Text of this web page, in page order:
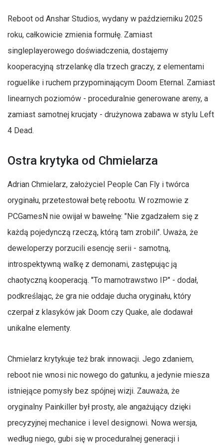
Reboot od Anshar Studios, wydany w październiku 2025
roku, całkowicie zmienia formułę. Zamiast
singleplayerowego doświadczenia, dostajemy
kooperacyjną strzelankę dla trzech graczy, z elementami
roguelike i ruchem przypominającym Doom Eternal. Zamiast
linearnych poziomów - proceduralnie generowane areny, a
zamiast samotnej krucjaty - drużynowa zabawa w stylu Left
4 Dead.
Ostra krytyka od Chmielarza
Adrian Chmielarz, założyciel People Can Fly i twórca
oryginału, przetestował betę rebootu. W rozmowie z
PCGamesN nie owijał w bawełnę: "Nie zgadzałem się z
każdą pojedynczą rzeczą, którą tam zrobili". Uważa, że
deweloperzy porzucili esencję serii - samotną,
introspektywną walkę z demonami, zastępując ją
chaotyczną kooperacją. "To marnotrawstwo IP" - dodał,
podkreślając, że gra nie oddaje ducha oryginału, który
czerpał z klasyków jak Doom czy Quake, ale dodawał
unikalne elementy.
Chmielarz krytykuje też brak innowacji. Jego zdaniem,
reboot nie wnosi nic nowego do gatunku, a jedynie miesza
istniejące pomysły bez spójnej wizji. Zauważa, że
oryginalny Painkiller był prosty, ale angażujący dzięki
precyzyjnej mechanice i level designowi. Nowa wersja,
według niego, gubi się w proceduralnej generacji i